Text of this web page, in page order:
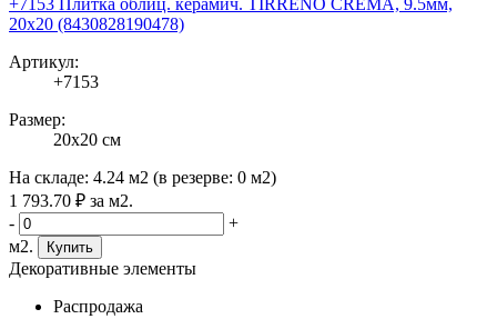
+7153 Плитка облиц. керамич. TIRRENO CREMA, 9.5мм,
20x20 (8430828190478)
Артикул:
+7153
Размер:
20x20 см
На складе: 4.24 м2 (в резерве: 0 м2)
1 793.70 ₽ за м2.
-
+
м2.
Купить
Декоративные элементы
Распродажа